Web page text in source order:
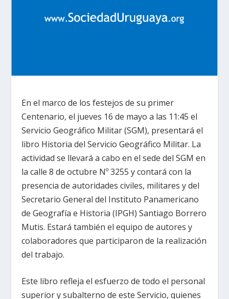
En el marco de los festejos de su primer
Centenario, el jueves 16 de mayo a las 11:45 el
Servicio Geográfico Militar (SGM), presentará el
libro Historia del Servicio Geográfico Militar. La
actividad se llevará a cabo en el sede del SGM en
la calle 8 de octubre Nº 3255 y contará con la
presencia de autoridades civiles, militares y del
Secretario General del Instituto Panamericano
de Geografía e Historia (IPGH) Santiago Borrero
Mutis. Estará también el equipo de autores y
colaboradores que participaron de la realización
del trabajo.
Este libro refleja el esfuerzo de todo el personal
superior y subalterno de este Servicio, quienes